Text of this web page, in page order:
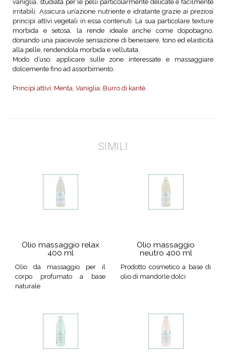
vaniglia, studiata per le pelli particolarmente delicate e facilmente
irritabili. Assicura un’azione nutriente e idratante grazie ai preziosi
principi attivi vegetali in essa contenuti. La sua particolare texture
morbida e setosa, la rende ideale anche come dopobagno,
donando una piacevole sensazione di benessere, tono ed elasticità
alla pelle, rendendola morbida e vellutata.
Modo d’uso: applicare sulle zone interessate e massaggiare
dolcemente fino ad assorbimento.
Principi attivi: Menta, Vaniglia, Burro di karitè.
SIMILI
Olio massaggio relax
400 ml
Olio da massaggio per il
corpo profumato a base
naturale
Olio massaggio
neutro 400 ml
Prodotto cosmetico a base di
olio di mandorle dolci